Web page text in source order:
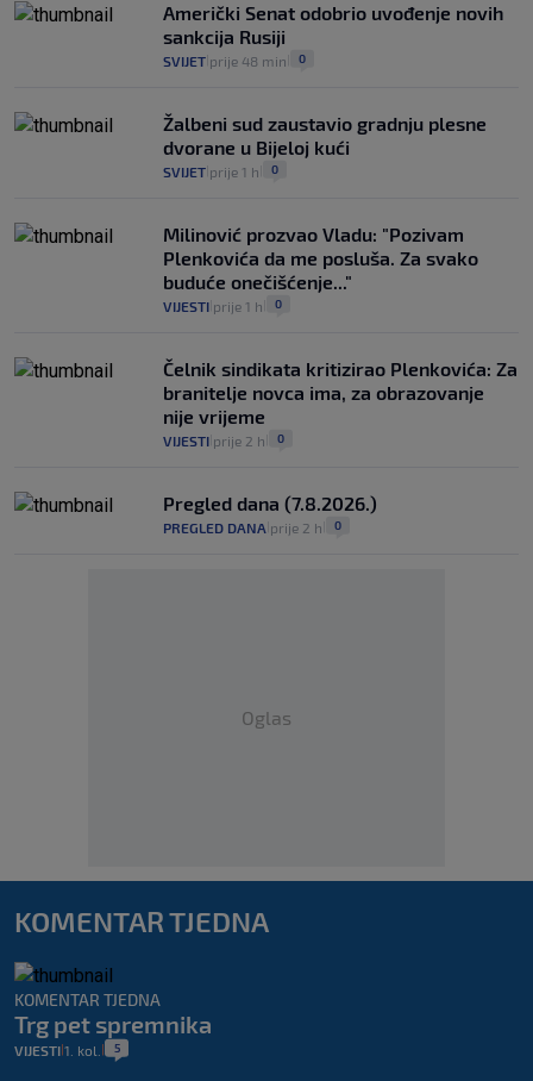
Američki Senat odobrio uvođenje novih
sankcija Rusiji
SVIJET prije 48 min 0
Žalbeni sud zaustavio gradnju plesne
dvorane u Bijeloj kući
SVIJET prije 1 h 0
Milinović prozvao Vladu: "Pozivam
Plenkovića da me posluša. Za svako
buduće onečišćenje..."
VIJESTI prije 1 h 0
Čelnik sindikata kritizirao Plenkovića: Za
branitelje novca ima, za obrazovanje
nije vrijeme
VIJESTI prije 2 h 0
Pregled dana (7.8.2026.)
PREGLED DANA prije 2 h 0
Oglas
KOMENTAR TJEDNA
KOMENTAR TJEDNA
Trg pet spremnika
VIJESTI 1. kol. 5